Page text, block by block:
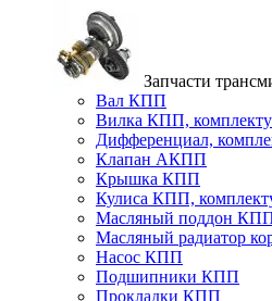
Запчасти
Вал КПП
Вилка КПП,
Дифференциал,
Клапан АКПП
Крышка КПП
Кулиса КПП,
Масляный поддон
Масляный радиатор
Насос КПП
Подшипники КПП
Прокладки КПП